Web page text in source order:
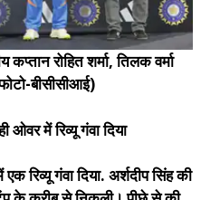
कप्तान रोहित शर्मा, तिलक वर्मा
बीसीसीआई)
ओवर में रिव्यू गंवा दिया
रिव्यू गंवा दिया. अर्शदीप सिंह की